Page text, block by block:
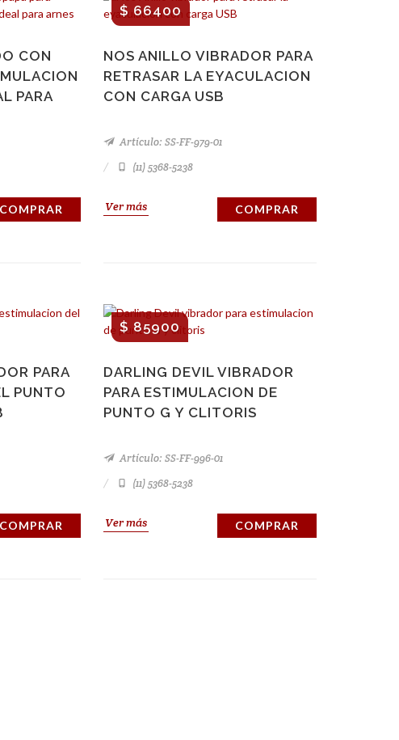
CON
PARA
COMPRAR
NOS ANILLO VIBRADOR PARA
RETRASAR LA EYACULACION
CON CARGA USB
$ 66400
Artículo: SS-FF-979-01
(11) 5368-5238
Ver más COMPRAR
PARA
PUNTO
COMPRAR
DARLING DEVIL VIBRADOR
PARA ESTIMULACION DE
PUNTO G Y CLITORIS
$ 85900
Artículo: SS-FF-996-01
(11) 5368-5238
Ver más COMPRAR